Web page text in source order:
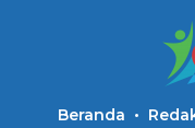
Beranda